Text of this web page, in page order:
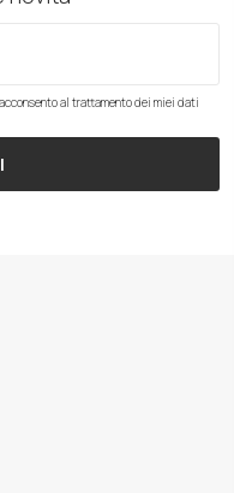
al trattamento dei miei dati